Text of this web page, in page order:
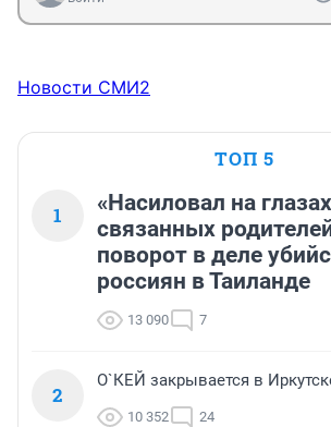
Новости СМИ2
ТОП 5
1
«Насиловал на
связанных
поворот в деле
россиян в Таиланде
13 090 7
2
О`КЕЙ закрывается в
10 352 24